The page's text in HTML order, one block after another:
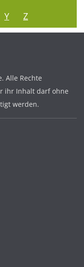
Y Z
Alle Rechte
ihr Inhalt darf ohne
werden.